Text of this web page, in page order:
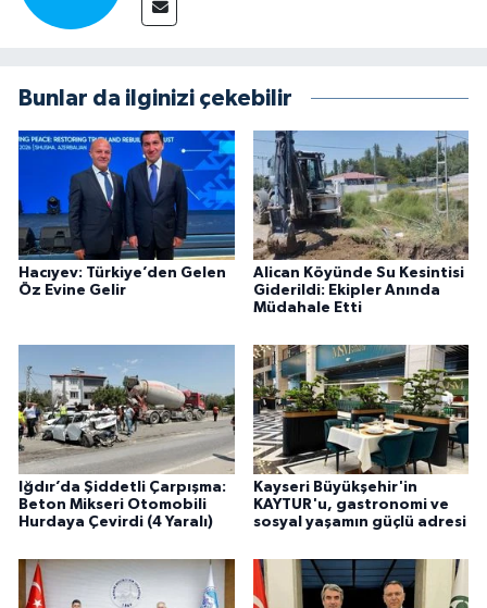
Bunlar da ilginizi çekebilir
Hacıyev: Türkiye’den Gelen
Öz Evine Gelir
Alican Köyünde Su Kesintisi
Giderildi: Ekipler Anında
Müdahale Etti
Iğdır’da Şiddetli Çarpışma:
Beton Mikseri Otomobili
Hurdaya Çevirdi (4 Yaralı)
Kayseri Büyükşehir'in
KAYTUR'u, gastronomi ve
sosyal yaşamın güçlü adresi